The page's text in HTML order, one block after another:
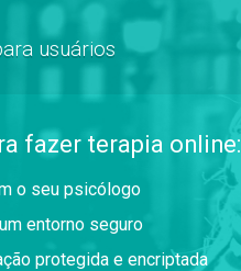
usuários
fazer terapia online:
o seu psicólogo
entorno seguro
protegida e encriptada